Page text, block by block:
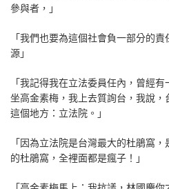
參與者，」
「我們也要為這個社會負一部分的
源」
「我記得我在立法委員任內，曾經
坐高金素梅，我上去質詢台，我說
這個地方：立法院。」
「因為立法院是台灣最大的杜鵑窩
的杜鵑窩，全裡面都是瘋子！」